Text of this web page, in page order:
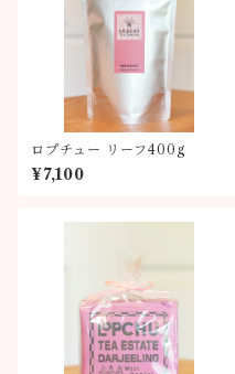
ロプチュー リーフ400g
¥7,100